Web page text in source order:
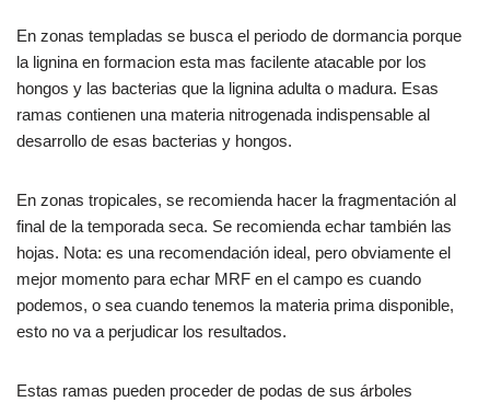
En zonas templadas se busca el periodo de dormancia porque
la lignina en formacion esta mas facilente atacable por los
hongos y las bacterias que la lignina adulta o madura. Esas
ramas contienen una materia nitrogenada indispensable al
desarrollo de esas bacterias y hongos.
En zonas tropicales, se recomienda hacer la fragmentación al
final de la temporada seca. Se recomienda echar también las
hojas. Nota: es una recomendación ideal, pero obviamente el
mejor momento para echar MRF en el campo es cuando
podemos, o sea cuando tenemos la materia prima disponible,
esto no va a perjudicar los resultados.
Estas ramas pueden proceder de podas de sus árboles